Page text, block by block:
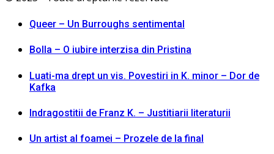
Queer – Un Burroughs sentimental
Bolla – O iubire interzisa din Pristina
Luati-ma drept un vis. Povestiri in K. minor – Dor de
Kafka
Indragostitii de Franz K. – Justitiarii literaturii
Un artist al foamei – Prozele de la final